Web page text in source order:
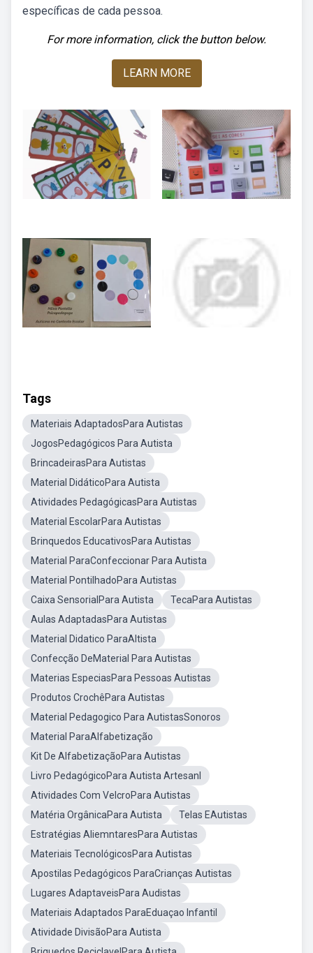
específicas de cada pessoa.
For more information, click the button below.
LEARN MORE
Tags
Materiais AdaptadosPara Autistas
JogosPedagógicos Para Autista
BrincadeirasPara Autistas
Material DidáticoPara Autista
Atividades PedagógicasPara Autistas
Material EscolarPara Autistas
Brinquedos EducativosPara Autistas
Material ParaConfeccionar Para Autista
Material PontilhadoPara Autistas
Caixa SensorialPara Autista
TecaPara Autistas
Aulas AdaptadasPara Autistas
Material Didatico ParaAltista
Confecção DeMaterial Para Autistas
Materias EspeciasPara Pessoas Autistas
Produtos CrochêPara Autistas
Material Pedagogico Para AutistasSonoros
Material ParaAlfabetização
Kit De AlfabetizaçãoPara Autistas
Livro PedagógicoPara Autista Artesanl
Atividades Com VelcroPara Autistas
Matéria OrgânicaPara Autista
Telas EAutistas
Estratégias AliemntaresPara Autistas
Materiais TecnológicosPara Autistas
Apostilas Pedagógicos ParaCrianças Autistas
Lugares AdaptaveisPara Audistas
Materiais Adaptados ParaEduaçao Infantil
Atividade DivisãoPara Autista